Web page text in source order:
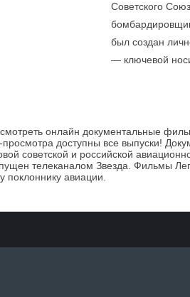
Советского
был создан
— ключевой
смотреть онлайн документальные
доступны все выпуски!
советской и российской
телеканалом Звезда. Фильмы
поклоннику авиации.